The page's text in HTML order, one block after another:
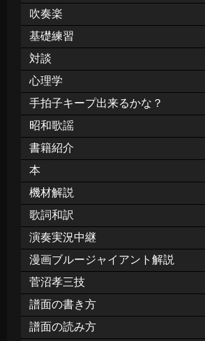
吹奏楽
基礎練習
対談
心理学
手拍子キープ出来るかな？
昭和歌謡
書籍紹介
本
機材解説
歌詞和訳
演奏実況中継
漫画ブルージャイアント解説
菅沼孝三技
譜面の書き方
譜面の読み方